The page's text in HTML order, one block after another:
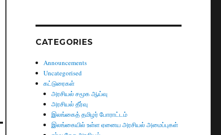
CATEGORIES
Announcements
Uncategorised
கட்டுரைகள்
அரசியல் சமூக ஆய்வு
அரசியல் தீர்வு
இலங்கைத் தமிழர் போராட்டம்
இலங்கையில் உள்ள ஏனைய அரசியல் அமைப்புகள்